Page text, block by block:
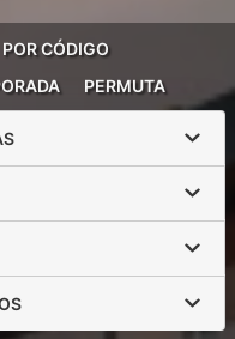
PERMUTA
POR CÓDIGO